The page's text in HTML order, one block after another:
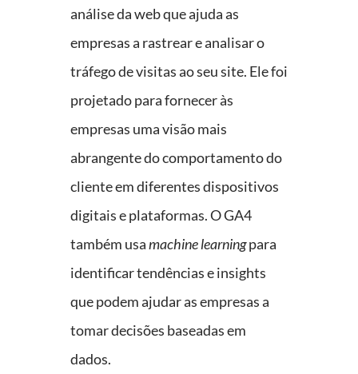
análise da web que ajuda as
empresas a rastrear e analisar o
tráfego de visitas ao seu site. Ele foi
projetado para fornecer às
empresas uma visão mais
abrangente do comportamento do
cliente em diferentes dispositivos
digitais e plataformas. O GA4
também usamachine learningpara
identificar tendências e insights
que podem ajudar as empresas a
tomar decisões baseadas em
dados.